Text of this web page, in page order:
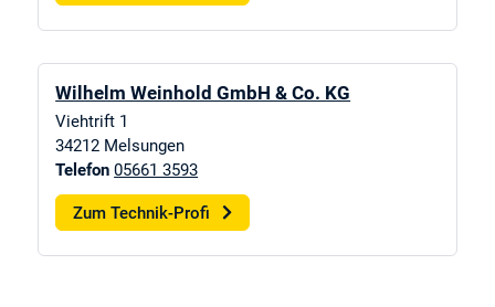
Wilhelm Weinhold GmbH & Co. KG
Viehtrift 1
34212 Melsungen
Telefon 05661 3593
Zum Technik-Profi